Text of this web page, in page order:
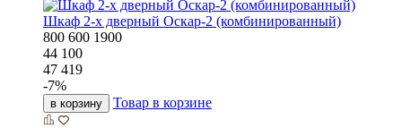
Шкаф 2-х дверный Оскар-2 (комбинированный)
800 600 1900
44 100
47 419
-7%
в корзину Товар в корзине